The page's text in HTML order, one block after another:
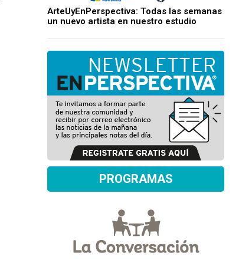
ArteUyEnPerspectiva: Todas las semanas
un nuevo artista en nuestro estudio
PROGRAMAS